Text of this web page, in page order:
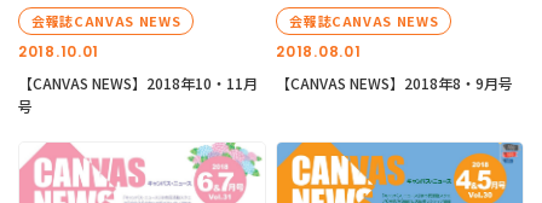
2018.10.01
会報誌CANVAS NEWS
【CANVAS NEWS】2018年10・11月
号
2018.08.01
会報誌CANVAS NEWS
【CANVAS NEWS】2018年8・9月号